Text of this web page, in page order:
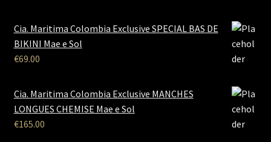
Cia. Maritima Colombia Exclusive SPECIAL BAS DE
BIKINI Mae e Sol
€69.00
Cia. Maritima Colombia Exclusive MANCHES
LONGUES CHEMISE Mae e Sol
€165.00